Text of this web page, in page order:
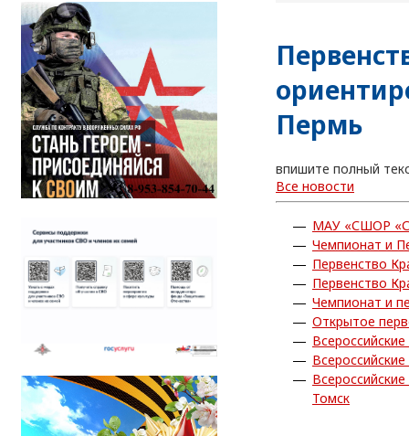
Пермь
впишите полный
Все новости
МАУ «СШОР
Чемпионат и
Первенство
Первенство
Чемпионат и
Открытое
Томск